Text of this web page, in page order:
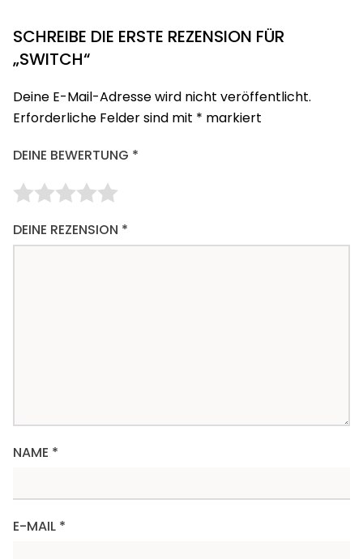
SCHREIBE DIE ERSTE REZENSION FÜR
„SWITCH“
Deine E-Mail-Adresse wird nicht veröffentlicht.
Erforderliche Felder sind mit * markiert
DEINE BEWERTUNG *
DEINE REZENSION *
NAME *
E-MAIL *